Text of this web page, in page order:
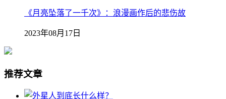
《月亮坠落了一千次》：浪漫画作后的悲伤故
2023年08月17日
推荐文章